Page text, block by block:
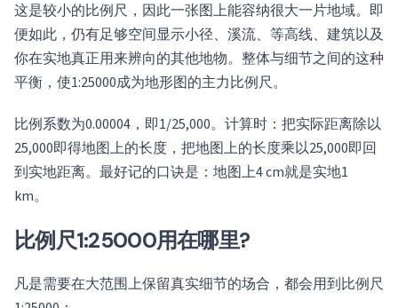
这是较小的比例尺，因此一张图上能容纳很大一片地域。即
便如此，仍有足够空间显示小径、溪流、等高线、建筑以及
你在实地真正用来辨向的其他地物。整体与细节之间的这种
平衡，使1:25000成为地形图的主力比例尺。
比例系数为0.00004，即1/25,000。计算时：把实际距离除以
25,000即得地图上的长度，把地图上的长度乘以25,000即回
到实地距离。最好记的口诀是：地图上4 cm就是实地1
km。
比例尺1:25000用在哪里?
凡是需要在大范围上保留真实细节的场合，都会用到比例尺